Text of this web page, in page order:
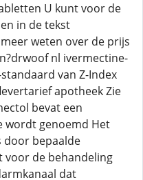
U kunt voor de
in de tekst
weten over de prijs
nl ivermectine-
van Z-Index
apotheek Zie
bevat een
wordt genoemd Het
door bepaalde
voor de behandeling
dat